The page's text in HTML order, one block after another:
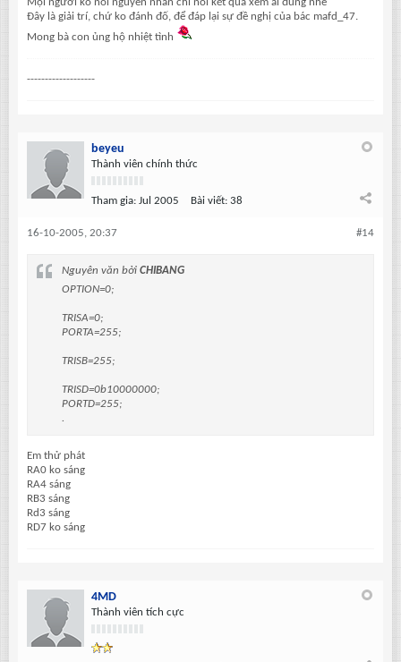
Đây là giải trí, chứ ko đánh đố, để đáp lại sự đề nghị của bác mafd_47.
Mong bà con ủng hộ nhiệt tình
-------------------
beyeu
Thành viên chính thức
Tham gia: Jul 2005 Bài viết: 38
#14
16-10-2005, 20:37
Nguyên văn bởi CHIBANG
OPTION=0;
TRISA=0;
PORTA=255;
TRISB=255;
TRISD=0b10000000;
PORTD=255;
.
Em thử phát
RA0 ko sáng
RA4 sáng
RB3 sáng
Rd3 sáng
RD7 ko sáng
4MD
Thành viên tích cực